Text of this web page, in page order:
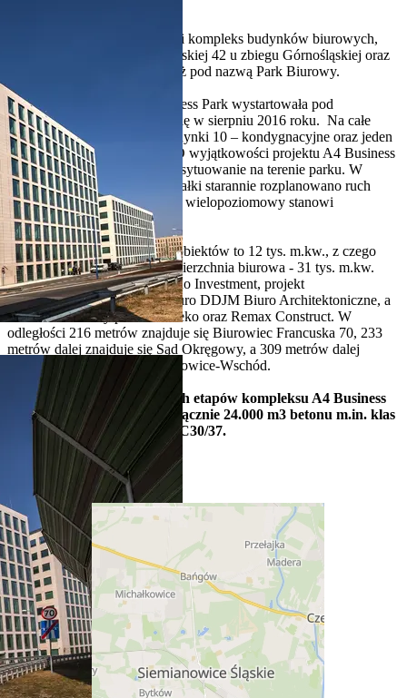
A4 Business Park to katowicki kompleks budynków biurowych,
stojących wzdłuż ulicy Francuskiej 42 u zbiegu Górnośląskiej oraz
Damrota. Funkcjonuje również pod nazwą Park Biurowy.
Budowa kompleksu A4 Business Park wystartowała pod
koniec 2012 r., a zakończyła się w sierpniu 2016 roku. Na całe
założenie składają się dwa budynki 10 – kondygnacyjne oraz jeden
budynek 7 –kondygnacyjny. O wyjątkowości projektu A4 Business
Park decyduje jego unikalne usytuowanie na terenie parku. W
ramach zagospodarowania działki starannie rozplanowano ruch
jezdny, a przestrzenny parking wielopoziomowy stanowi
dodatkowe udogodnienie.
Powierzchnia całkowita tych obiektów to 12 tys. m.kw., z czego
największą część zajmuje powierzchnia biurowa - 31 tys. m.kw.
Deweloperem obiektu jest Echo Investment, projekt
architektoniczny wykonało biuro DDJM Biuro Architektoniczne, a
został zbudowany przez Globeko oraz Remax Construct. W
odległości 216 metrów znajduje się Biurowiec Francuska 70, 233
metrów dalej znajduje się Sąd Okręgowy, a 309 metrów dalej
będzie stał Sąd Rejonowy Katowice-Wschód.
Na budowę wszystkich trzech etapów kompleksu A4 Business
Park Górażdże dostarczyły łącznie 24.000 m3 betonu m.in. klas
C8/10 do C40/50, najwięcej C30/37.
Położenie